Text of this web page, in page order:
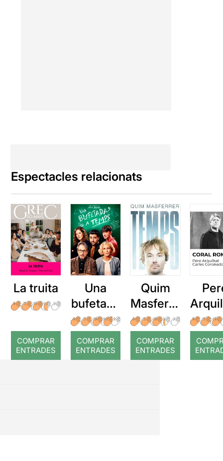
Espectacles relacionats
La truita
COMPRAR
ENTRADES
Una
bufetada
a temps
COMPRAR
ENTRADES
Quim
Masferre
r: Temps
COMPRAR
ENTRADES
: